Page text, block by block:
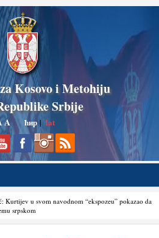
Kosovo i Metohiju
Srbije
A ћир|lat
Kurtijev u svom navodnom “ekspozeu” pokazao da
srpskom